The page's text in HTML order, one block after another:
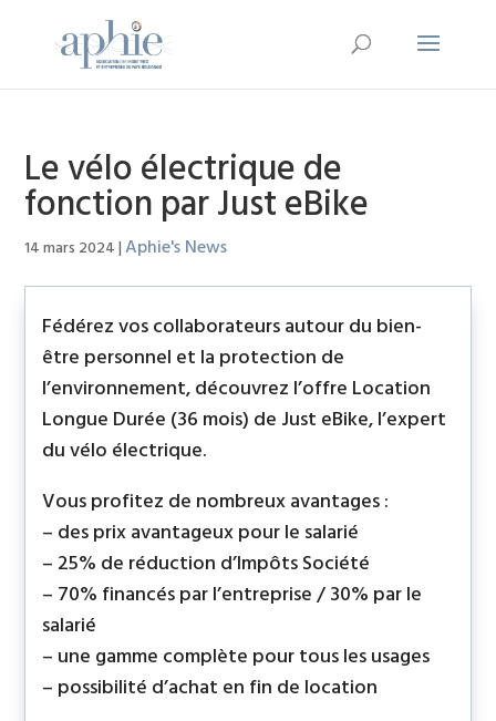
Le vélo électrique de
fonction par Just eBike
14 mars 2024|Aphie's News
Fédérez vos collaborateurs autour du bien-
être personnel et la protection de
l’environnement, découvrez l’offre Location
Longue Durée (36 mois) de Just eBike, l’expert
du vélo électrique.
Vous profitez de nombreux avantages :
– des prix avantageux pour le salarié
– 25% de réduction d’Impôts Société
– 70% financés par l’entreprise / 30% par le
salarié
– une gamme complète pour tous les usages
– possibilité d’achat en fin de location